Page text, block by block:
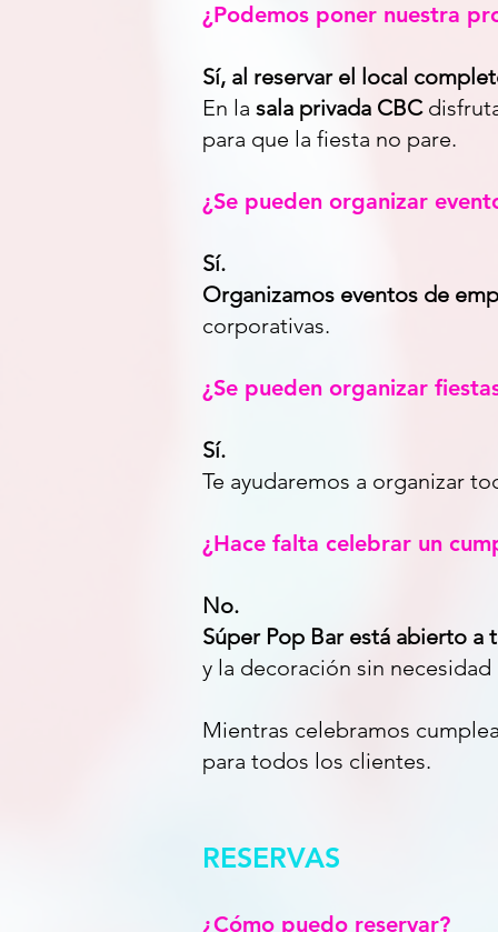
¿Podemos poner nuestra
Sí, al reservar el local
En la sala privada CBC
para que la fiesta no pare.
¿Se pueden organizar
Sí.
Organizamos eventos de
corporativas.
¿Se pueden organizar
Sí.
Te ayudaremos a organizar
¿Hace falta celebrar un
No.
Súper Pop Bar está abierto
y la decoración sin necesidad
Mientras celebramos
para todos los clientes.
RESERVAS
¿Cómo puedo reservar?